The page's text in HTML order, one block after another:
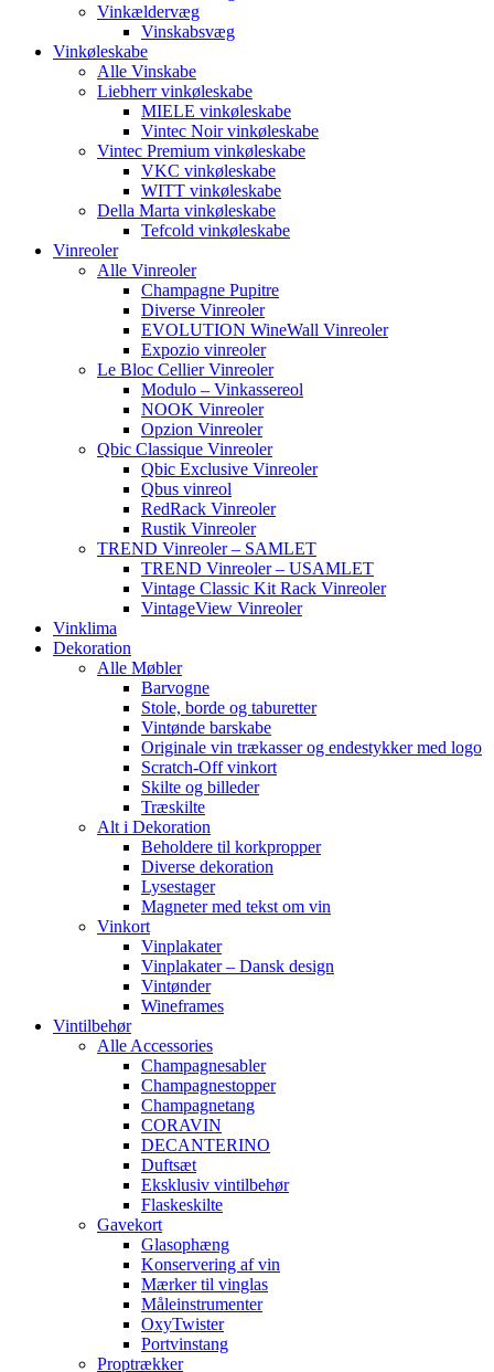
Vinkældervæg
Vinskabsvæg
Vinkøleskabe
Alle Vinskabe
Liebherr vinkøleskabe
MIELE vinkøleskabe
Vintec Noir vinkøleskabe
Vintec Premium vinkøleskabe
VKC vinkøleskabe
WITT vinkøleskabe
Della Marta vinkøleskabe
Tefcold vinkøleskabe
Vinreoler
Alle Vinreoler
Champagne Pupitre
Diverse Vinreoler
EVOLUTION WineWall Vinreoler
Expozio vinreoler
Le Bloc Cellier Vinreoler
Modulo – Vinkassereol
NOOK Vinreoler
Opzion Vinreoler
Qbic Classique Vinreoler
Qbic Exclusive Vinreoler
Qbus vinreol
RedRack Vinreoler
Rustik Vinreoler
TREND Vinreoler – SAMLET
TREND Vinreoler – USAMLET
Vintage Classic Kit Rack Vinreoler
VintageView Vinreoler
Vinklima
Dekoration
Alle Møbler
Barvogne
Stole, borde og taburetter
Vintønde barskabe
Originale vin trækasser og endestykker med logo
Scratch-Off vinkort
Skilte og billeder
Træskilte
Alt i Dekoration
Beholdere til korkpropper
Diverse dekoration
Lysestager
Magneter med tekst om vin
Vinkort
Vinplakater
Vinplakater – Dansk design
Vintønder
Wineframes
Vintilbehør
Alle Accessories
Champagnesabler
Champagnestopper
Champagnetang
CORAVIN
DECANTERINO
Duftsæt
Eksklusiv vintilbehør
Flaskeskilte
Gavekort
Glasophæng
Konservering af vin
Mærker til vinglas
Måleinstrumenter
OxyTwister
Portvinstang
Proptrækker